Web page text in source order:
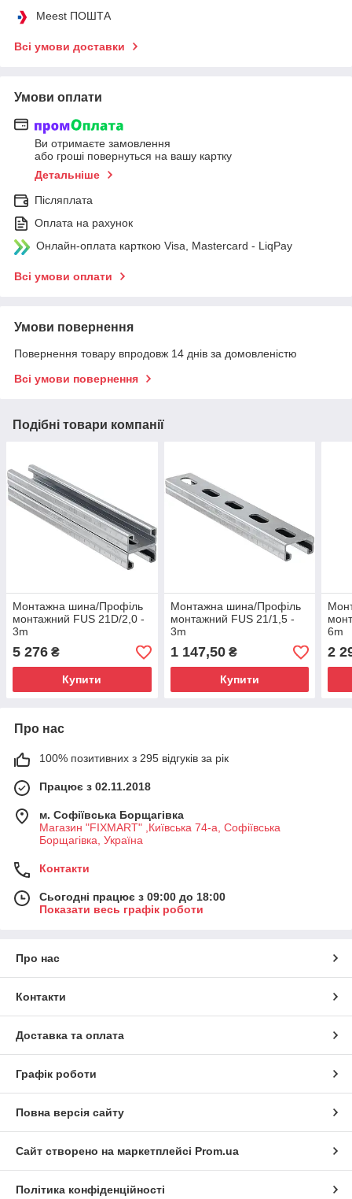
Meest ПОШТА
Всі умови доставки
Умови оплати
Ви отримаєте замовлення
або гроші повернуться на вашу картку
Детальніше
Післяплата
Оплата на рахунок
Онлайн-оплата карткою Visa, Mastercard - LiqPay
Всі умови оплати
Умови повернення
Повернення товару впродовж 14 днів за домовленістю
Всі умови повернення
Подібні товари компанії
Монтажна шина/Профіль
монтажний FUS 21D/2,0 -
3m
5 276 ₴
Купити
Монтажна шина/Профіль
монтажний FUS 21/1,5 -
3m
1 147,50₴
Купити
6m
2
Про нас
100% позитивних з 295 відгуків за рік
Працює з 02.11.2018
м. Софіївська Борщагівка
Магазин "FIXMART" ,Київська 74-a, Софіївська
Борщагівка, Україна
Контакти
Сьогодні працює з 09:00 до 18:00
Показати весь графік роботи
Про нас
Контакти
Доставка та оплата
Графік роботи
Повна версія сайту
Сайт створено на маркетплейсі Prom.ua
Політика конфіденційності